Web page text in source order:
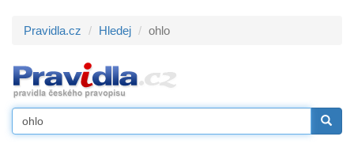
Pravidla.cz Hledej ohlo